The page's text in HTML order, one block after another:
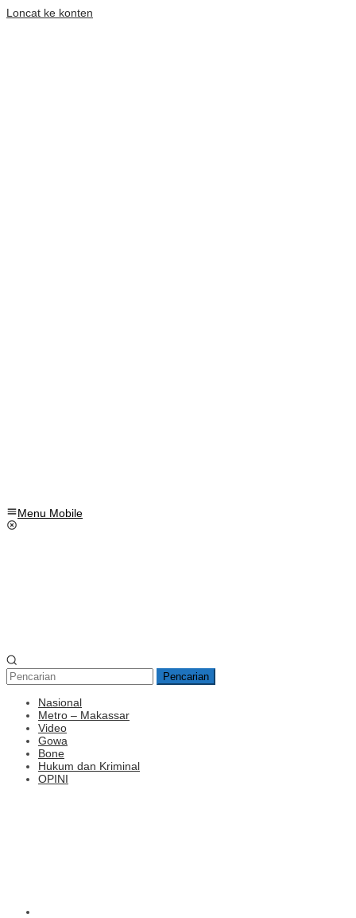
Loncat ke konten
Menu Mobile
Pencarian
Nasional
Metro – Makassar
Video
Gowa
Bone
Hukum dan Kriminal
OPINI